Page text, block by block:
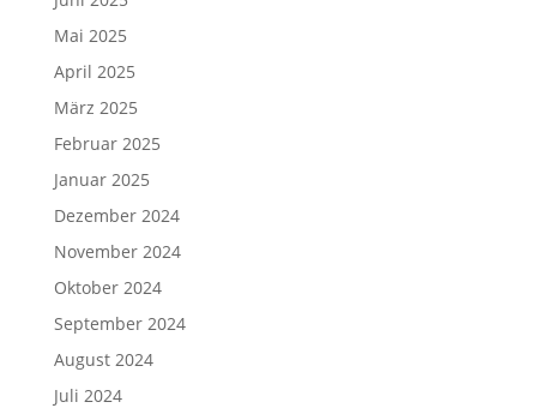
Mai 2025
April 2025
März 2025
Februar 2025
Januar 2025
Dezember 2024
November 2024
Oktober 2024
September 2024
August 2024
Juli 2024